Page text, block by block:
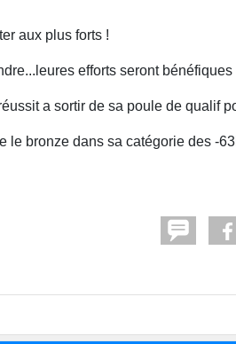
aux plus forts !
efforts seront bénéfiques
a sortir de sa poule de qualif
bronze dans sa catégorie des -